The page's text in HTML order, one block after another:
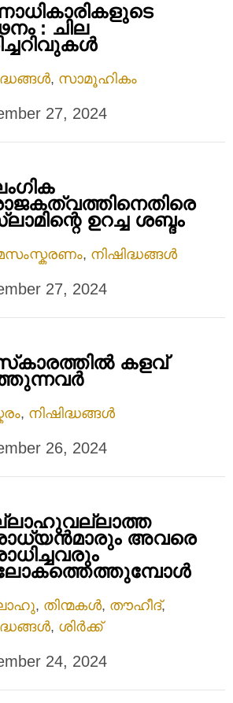
: ചില
, സാമൂഹികം
27, 2024
ഉറച്ച ശബ്ദം
, നിഷിദ്ധങ്ങൾ
27, 2024
കളവ്
, നിഷിദ്ധങ്ങൾ
26, 2024
അവരെ
, തിന്മകൾ, തൗഹീദ്,
, ശിർക്ക്
24, 2024